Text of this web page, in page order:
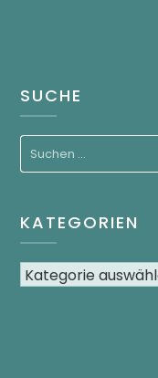
SUCHE
KATEGORIEN